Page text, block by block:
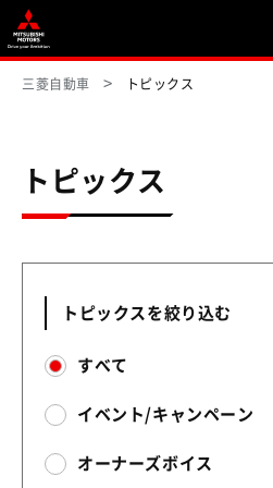
三菱自動車 トピックス
トピックス
トピックスを絞り込む
すべて
イベント/キャンペーン
オーナーズボイス